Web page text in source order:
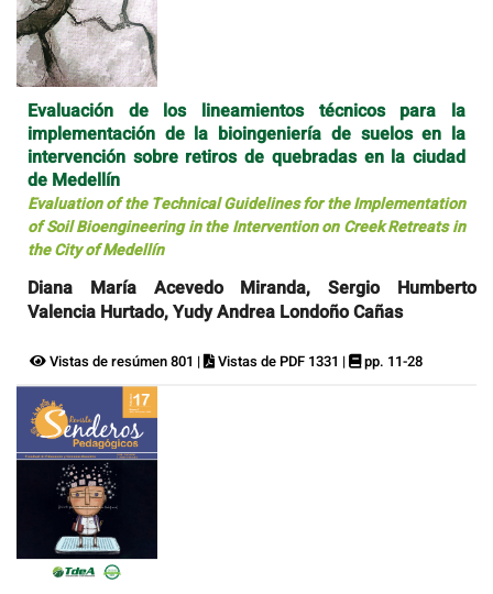
Evaluación de los lineamientos técnicos para la
implementación de la bioingeniería de suelos en la
intervención sobre retiros de quebradas en la ciudad
de Medellín
Evaluation of the Technical Guidelines for the Implementation
of Soil Bioengineering in the Intervention on Creek Retreats in
the City of Medellín
Diana María Acevedo Miranda, Sergio Humberto
Valencia Hurtado, Yudy Andrea Londoño Cañas
Vistas de resúmen 801 | Vistas de PDF 1331 | pp. 11-28